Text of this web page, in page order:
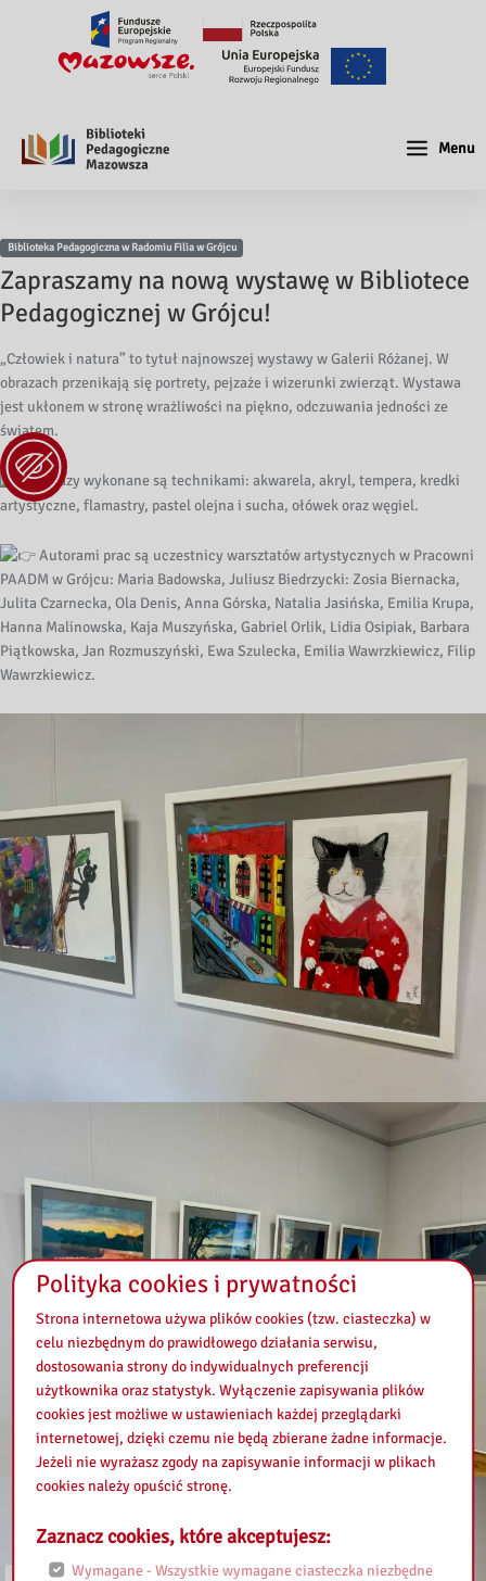
Menu
Biblioteka Pedagogiczna w Radomiu Filia w Grójcu
Zapraszamy na nową wystawę w Bibliotece
Pedagogicznej w Grójcu!
„Człowiek i natura” to tytuł najnowszej wystawy w Galerii Różanej. W
obrazach przenikają się portrety, pejzaże i wizerunki zwierząt. Wystawa
jest ukłonem w stronę wrażliwości na piękno, odczuwania jedności ze
światem.
Obrazy wykonane są technikami: akwarela, akryl, tempera, kredki
artystyczne, flamastry, pastel olejna i sucha, ołówek oraz węgiel.
Autorami prac są uczestnicy warsztatów artystycznych w Pracowni
PAADM w Grójcu: Maria Badowska, Juliusz Biedrzycki: Zosia Biernacka,
Julita Czarnecka, Ola Denis, Anna Górska, Natalia Jasińska, Emilia Krupa,
Hanna Malinowska, Kaja Muszyńska, Gabriel Orlik, Lidia Osipiak, Barbara
Piątkowska, Jan Rozmuszyński, Ewa Szulecka, Emilia Wawrzkiewicz, Filip
Wawrzkiewicz.
Polityka cookies i prywatności
Strona internetowa używa plików cookies (tzw. ciasteczka) w
celu niezbędnym do prawidłowego działania serwisu,
dostosowania strony do indywidualnych preferencji
użytkownika oraz statystyk. Wyłączenie zapisywania plików
cookies jest możliwe w ustawieniach każdej przeglądarki
internetowej, dzięki czemu nie będą zbierane żadne informacje.
Jeżeli nie wyrażasz zgody na zapisywanie informacji w plikach
cookies należy opuścić stronę.
Zaznacz cookies, które akceptujesz:
Wymagane - Wszystkie wymagane ciasteczka niezbędne